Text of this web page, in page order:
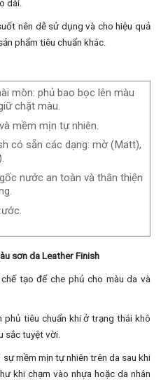
dài.
nên dễ sử dụng và cho hiệu quả
phẩm tiêu chuẩn khác.
mòn: phủ bao bọc lên màu
chặt màu.
mềm mịn tự nhiên.
có sẵn các dạng: mờ (Matt),
nước an toàn và thân thiện
sơn da Leather Finish
tạo để che phủ cho màu da và
tiêu chuẩn khi ở trạng thái khô
sắc tuyệt vời.
mềm mịn tự nhiên trên da sau khi
khi chạm vào nhựa hoặc da nhân